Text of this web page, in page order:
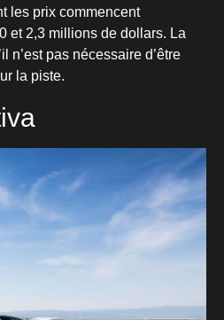
les prix commencent
et 2,3 millions de dollars. La
n’est pas nécessaire d’être
la piste.